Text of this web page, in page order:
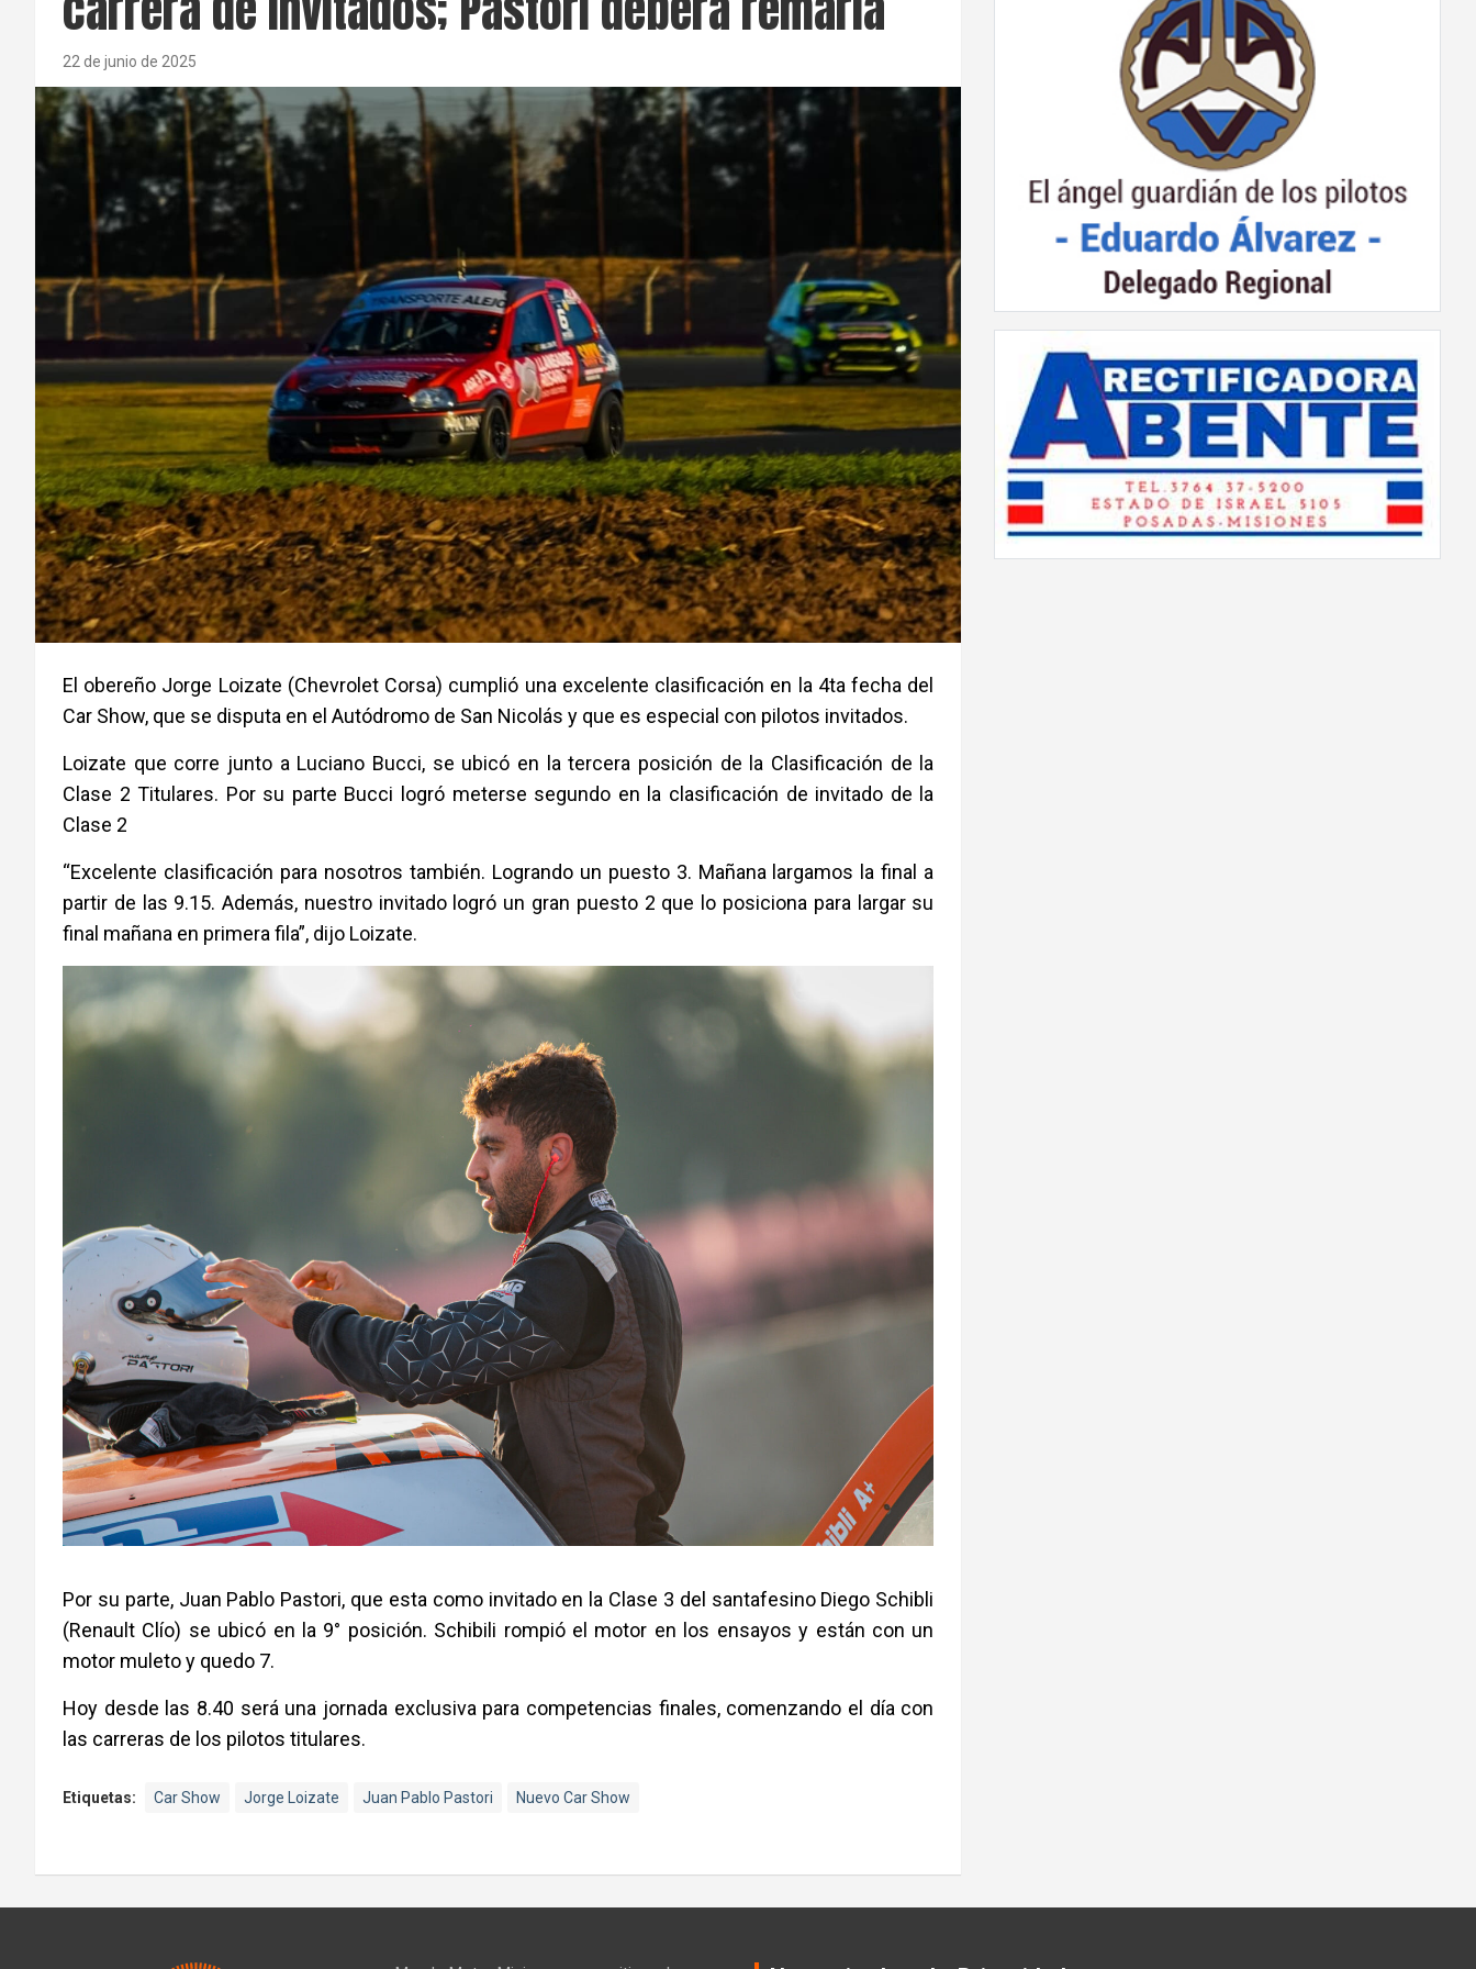
22 de junio de 2025
El obereño Jorge Loizate (Chevrolet Corsa) cumplió una excelente clasificación en la 4ta fecha del
Car Show, que se disputa en el Autódromo de San Nicolás y que es especial con pilotos invitados.
Loizate que corre junto a Luciano Bucci, se ubicó en la tercera posición de la Clasificación de la
Clase 2 Titulares. Por su parte Bucci logró meterse segundo en la clasificación de invitado de la
Clase 2
“Excelente clasificación para nosotros también. Logrando un puesto 3. Mañana largamos la final a
partir de las 9.15. Además, nuestro invitado logró un gran puesto 2 que lo posiciona para largar su
final mañana en primera fila”, dijo Loizate.
Por su parte, Juan Pablo Pastori, que esta como invitado en la Clase 3 del santafesino Diego Schibli
(Renault Clío) se ubicó en la 9° posición. Schibili rompió el motor en los ensayos y están con un
motor muleto y quedo 7.
Hoy desde las 8.40 será una jornada exclusiva para competencias finales, comenzando el día con
las carreras de los pilotos titulares.
Etiquetas: Car Show Jorge Loizate Juan Pablo Pastori Nuevo Car Show